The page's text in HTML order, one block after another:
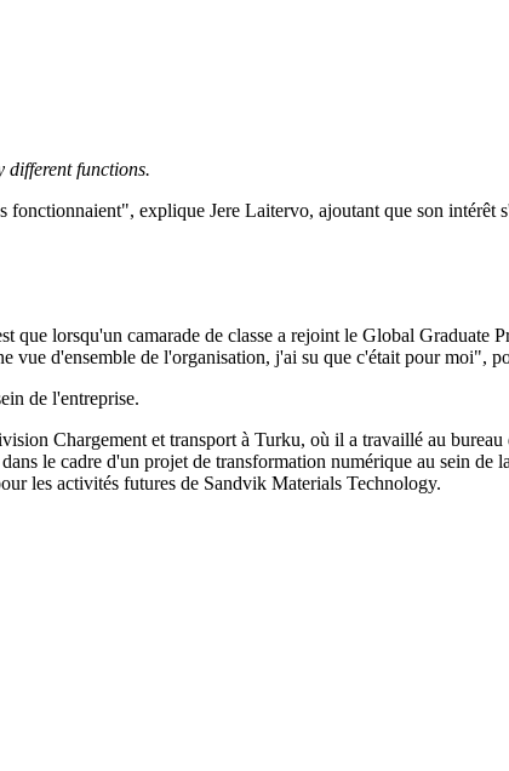
different functions.
explique Jere Laitervo, ajoutant que son intérêt
lorsqu'un camarade de classe a rejoint le Global Graduate
vue d'ensemble de l'organisation, j'ai su que c'était pour moi",
de l'entreprise.
Chargement et transport à Turku, où il a travaillé au
le cadre d'un projet de transformation numérique au sein de
les activités futures de Sandvik Materials Technology.